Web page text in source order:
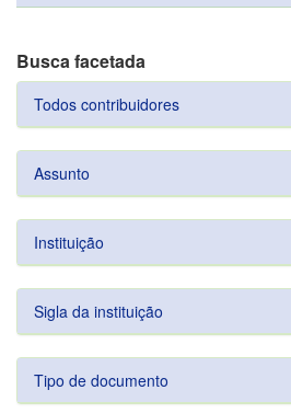
Busca facetada
Todos contribuidores
Assunto
Instituição
Sigla da instituição
Tipo de documento